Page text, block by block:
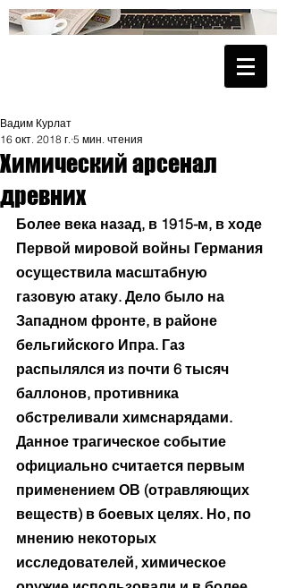
Химический арсенал
древних
Вадим Курлат
16 окт. 2018 г. 5 мин. чтения
Более века назад, в 1915-м, в ходе
Первой мировой войны Германия
осуществила масштабную
газовую атаку. Дело было на
Западном фронте, в районе
бельгийского Ипра. Газ
распылялся из почти 6 тысяч
баллонов, противника
обстреливали химснарядами.
Данное трагическое событие
официально считается первым
применением ОВ (отравляющих
веществ) в боевых целях. Но, по
мнению некоторых
исследователей, химическое